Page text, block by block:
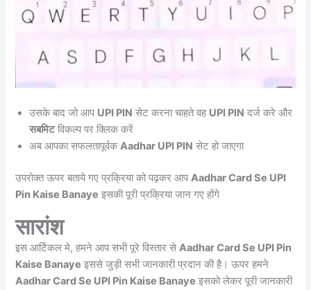
उसके बाद जो आप UPI PIN सेट करना चाहते वह UPI PIN दर्ज करे और
सबमिटविकल्प पर क्लिक करें
अब आपका सफलतापूर्वकAadhar UPI PIN सेट हो जाएगा
उपरोक्त ऊपर बताये गए प्रक्रिया को पढ़कर आपAadhar Card Se UPI
Pin Kaise Banaye इसकी पूरी प्रक्रिया जान गए होंगे
सारांश
इस आर्टिकल मे, हमने आप सभी पूरे विस्तार सेAadhar Card Se UPI Pin
Kaise Banaye इससे जुड़ी सभी जानकारी प्रदान की है। ऊपर हमने
Aadhar Card Se UPI Pin Kaise Banaye इसको लेकर पूरी जानकारी